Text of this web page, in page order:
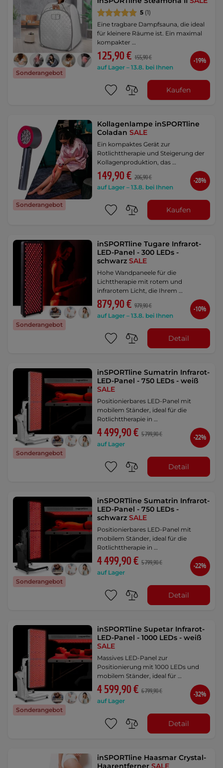
Sonderangebot
5 (1)
Eine tragbare Dampfsauna, die ideal
für kleinere Räume ist. Ein maximal
kompakter …
125,90 € 155,90 €
auf Lager – 13.8. bei Ihnen
-19%
Kaufen
Sonderangebot
Kollagenlampe inSPORTline
ColadanSALE
Ein kompaktes Gerät zur
Rotlichttherapie und Steigerung der
Kollagenproduktion, das …
149,90 € 206,90 €
auf Lager – 13.8. bei Ihnen
-28%
Kaufen
Sonderangebot
inSPORTline Tugare Infrarot-
LED-Panel - 300 LEDs -
schwarzSALE
Hohe Wandpaneele für die
Lichttherapie mit rotem und
infrarotem Licht, die Ihrem …
879,90 € 979,90 €
auf Lager – 13.8. bei Ihnen
-10%
Detail
Sonderangebot
inSPORTline Sumatrin Infrarot-
LED-Panel - 750 LEDs - weiß
SALE
Positionierbares LED-Panel mit
mobilem Ständer, ideal für die
Rotlichttherapie in …
4 499,90 € 5 799,90 €
auf Lager
-22%
Detail
Sonderangebot
inSPORTline Sumatrin Infrarot-
LED-Panel - 750 LEDs -
schwarzSALE
Positionierbares LED-Panel mit
mobilem Ständer, ideal für die
Rotlichttherapie in …
4 499,90 € 5 799,90 €
auf Lager
-22%
Detail
Sonderangebot
inSPORTline Supetar Infrarot-
LED-Panel - 1000 LEDs - weiß
SALE
Massives LED-Panel zur
Positionierung mit 1000 LEDs und
mobilem Ständer, ideal für …
4 599,90 € 6 799,90 €
auf Lager
-32%
Detail
inSPORTline Haasmar Crystal-
HaarentfernerSALE